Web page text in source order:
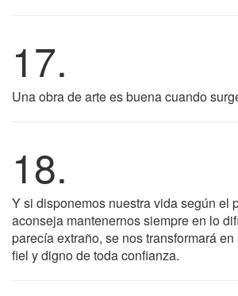
17.
Una obra de arte es buena cuando
18.
Y si disponemos nuestra vida según el
aconseja mantenernos siempre en lo
parecía extraño, se nos transformará
fiel y digno de toda confianza.